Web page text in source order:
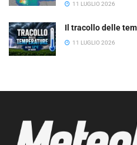
11 LUGLIO 2026
Il tracollo delle
11 LUGLIO 2026